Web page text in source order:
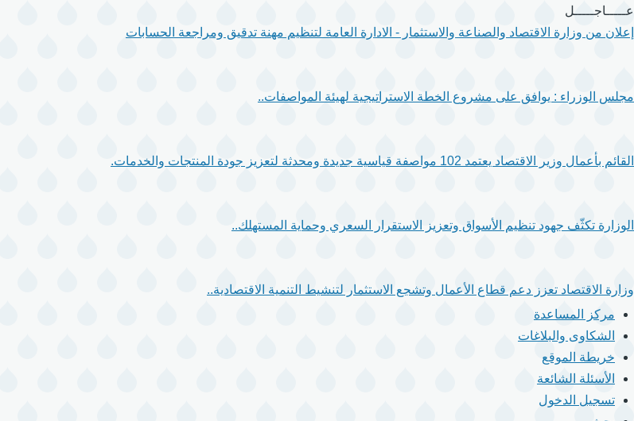
تجاوز
إلى
عـــــاجـــــل
إعلان من وزارة الاقتصاد والصناعة والاستثمار - الادارة العامة لتنظيم مهنة تدقيق ومراجعة الحسابات
مجلس الوزراء : يوافق على مشروع الخطة الاستراتيجية لهيئة المواصفات..
القائم بأعمال وزير الاقتصاد يعتمد 102 مواصفة قياسية جديدة ومحدثة لتعزيز جودة المنتجات والخدمات.
الوزارة تكثّف جهود تنظيم الأسواق وتعزيز الاستقرار السعري وحماية المستهلك..
وزارة الاقتصاد تعزز دعم قطاع الأعمال وتشجع الاستثمار لتنشيط التنمية الاقتصادية..
مركز المساعدة
الشكاوى والبلاغات
خريطة الموقع
الأسئلة الشائعة
تسجيل الدخول